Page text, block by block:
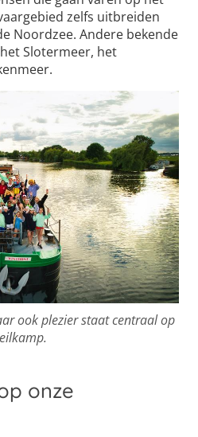
zelfs uitbreiden
Noordzee. Andere bekende
Slotermeer, het
ook plezier staat centraal op
onze